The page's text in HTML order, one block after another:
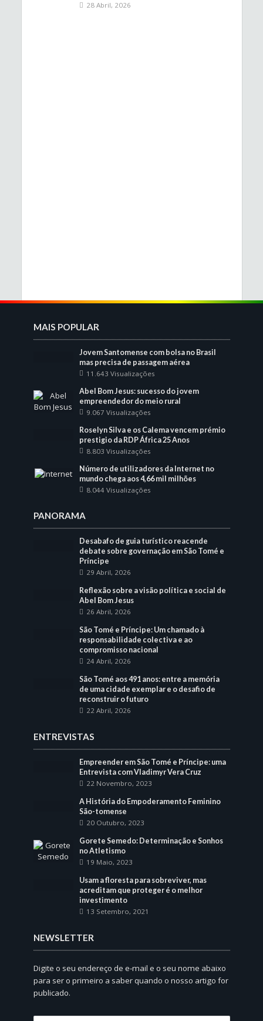
28 Abril, 2026
MAIS POPULAR
Jovem Santomense com bolsa no Brasil
mas precisa de passagem aérea
11.643 Visualizações
Abel Bom Jesus: sucesso do jovem
empreendedor do meio rural
9.067 Visualizações
Roselyn Silva e os Calema vencem prémio
prestigio da RDP África 25 Anos
8.803 Visualizações
Número de utilizadores da Internet no
mundo chega aos 4,66 mil milhões
8.044 Visualizações
PANORAMA
Desabafo de guia turístico reacende
debate sobre governação em São Tomé e
Príncipe
29 Abril, 2026
Reflexão sobre a visão política e social de
Abel Bom Jesus
26 Abril, 2026
São Tomé e Príncipe: Um chamado à
responsabilidade colectiva e ao
compromisso nacional
24 Abril, 2026
São Tomé aos 491 anos: entre a memória
de uma cidade exemplar e o desafio de
reconstruir o futuro
22 Abril, 2026
ENTREVISTAS
Empreender em São Tomé e Príncipe: uma
Entrevista com Vladimyr Vera Cruz
22 Novembro, 2023
A História do Empoderamento Feminino
São-tomense
20 Outubro, 2023
Gorete Semedo: Determinação e Sonhos
no Atletismo
19 Maio, 2023
Usam a floresta para sobreviver, mas
acreditam que proteger é o melhor
investimento
13 Setembro, 2021
NEWSLETTER
Digite o seu endereço de e-mail e o seu nome abaixo
para ser o primeiro a saber quando o nosso artigo for
publicado.